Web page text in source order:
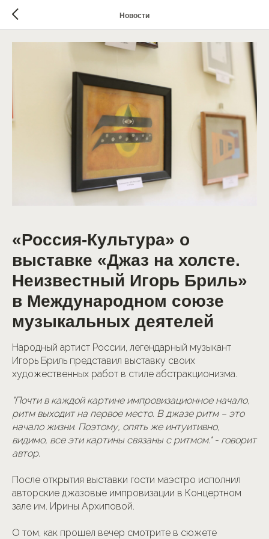
Новости
«Россия-Культура» о
выставке «Джаз на холсте.
Неизвестный Игорь Бриль»
в Международном союзе
музыкальных деятелей
Народный артист России, легендарный музыкант
Игорь Бриль представил выставку своих
художественных работ в стиле абстракционизма.
"Почти в каждой картине импровизационное начало,
ритм выходит на первое место. В джазе ритм – это
начало жизни. Поэтому, опять же интуитивно,
видимо, все эти картины связаны с ритмом." - говорит
автор.
После открытия выставки гости маэстро исполнил
авторские джазовые импровизации в Концертном
зале им. Ирины Архиповой.
О том, как прошел вечер смотрите в сюжете